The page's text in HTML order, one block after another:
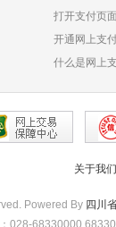
打开支付页
空白页，可
开通网上支
什么是网上
关于我们
Powered By 四川
028-68330000